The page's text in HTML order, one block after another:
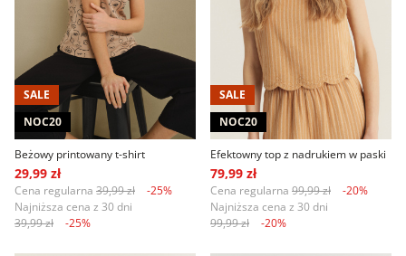
SALE
NOC20
Beżowy printowany t-shirt
29,99 zł
Cena regularna 39,99 zł
-25%
Najniższa cena z 30 dni
39,99 zł
-25%
SALE
NOC20
Efektowny top z nadrukiem w paski
79,99 zł
Cena regularna 99,99 zł
-20%
Najniższa cena z 30 dni
99,99 zł
-20%